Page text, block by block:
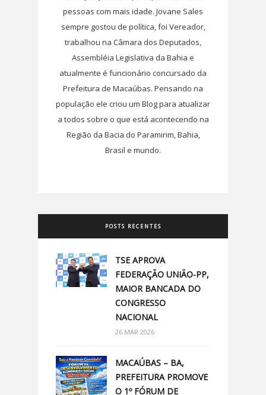
pessoas com mais idade. Jovane Sales
sempre gostou de política, foi Vereador,
trabalhou na Câmara dos Deputados,
Assembléia Legislativa da Bahia e
atualmente é funcionário concursado da
Prefeitura de Macaúbas. Pensando na
população ele criou um Blog para atualizar
a todos sobre o que está acontecendo na
Região da Bacia do Paramirim, Bahia,
Brasil e mundo.
POSTS RECENTES
TSE APROVA
FEDERAÇÃO UNIÃO-PP,
MAIOR BANCADA DO
CONGRESSO
NACIONAL
26 MAR 2026
MACAÚBAS – BA,
PREFEITURA PROMOVE
O 1º FÓRUM DE